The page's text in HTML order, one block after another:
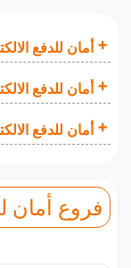
أمان للدفع
أمان للدفع
أمان للدفع
فروع أمان